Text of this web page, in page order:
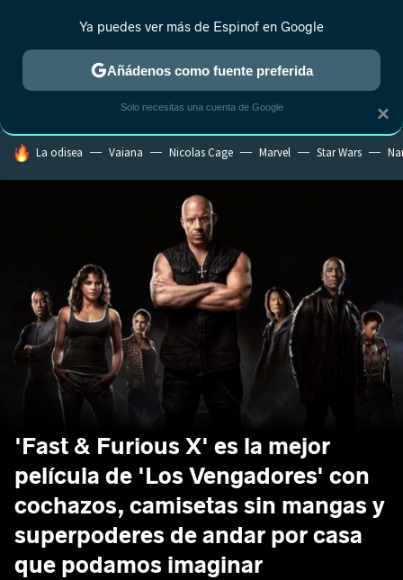
ESTRENOS REALITY ANIME RANKINGS CINE
HOY SE HABLA DE
La odisea Vaiana Nicolas Cage Marvel Star Wars
'Fast & Furious X' es la mejor
película de 'Los Vengadores' con
cochazos, camisetas sin mangas y
superpoderes de andar por casa
que podamos imaginar
×
Ya puedes ver más de Espinof en Google
Añádenos como fuente preferida
Solo necesitas una cuenta de Google